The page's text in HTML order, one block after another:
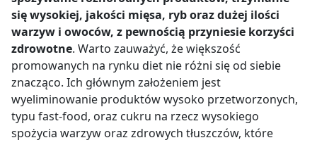
Gotujemy fasolkę, kalafior i brokuł kilka minut,
do delikatnego zmięknięcia, ale tak żeby
warzywa zachowały świeży, zielony kolor.
Polać sosem i gotowe!
woda – ¼ szkl.,
miso – 1 łyżka,
mleko kokosowe – 1/3 puszki,
masło orzechowe – 1 łyżka,
szczypior, papryka chili,
przyprawa shichimi togarashi.
się wysokiej, jakości mięsa, ryb oraz dużej ilości
warzyw i owoców, z pewnością przyniesie korzyści
zdrowotne. Warto zauważyć, że większość
promowanych na rynku diet nie różni się od siebie
znacząco. Ich głównym założeniem jest
wyeliminowanie produktów wysoko przetworzonych,
typu fast-food, oraz cukru na rzecz wysokiego
spożycia warzyw oraz zdrowych tłuszczów, które